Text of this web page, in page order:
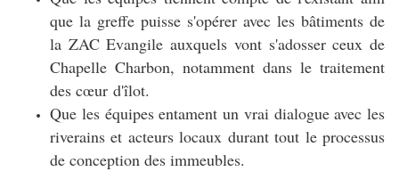
que la greffe puisse s'opérer avec les bâtiments de
la ZAC Evangile auxquels vont s'adosser ceux de
Chapelle Charbon, notamment dans le traitement
des cœur d'îlot.
Que les équipes entament un vrai dialogue avec les
riverains et acteurs locaux durant tout le processus
de conception des immeubles.